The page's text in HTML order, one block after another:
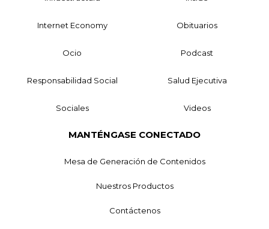
Internet Economy Obituarios
Ocio Podcast
Responsabilidad Social Salud Ejecutiva
Sociales Videos
MANTÉNGASE CONECTADO
Mesa de Generación de Contenidos
Nuestros Productos
Contáctenos